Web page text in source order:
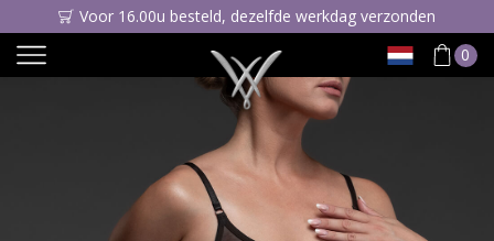
Voor 16.00u besteld, dezelfde werkdag verzonden
0